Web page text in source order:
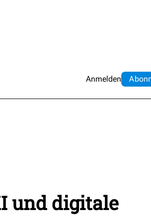
Anmelden Abo
und digitale